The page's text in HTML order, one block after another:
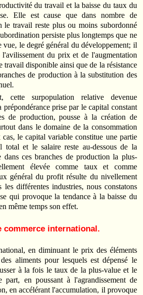
du travail et la baisse du taux du
Elle est cause que dans nombre de
le travail reste plus ou moins subordonné
persiste plus longtemps que ne
vue, le degré général du développement; il
l'avilissement du prix et de l'augmentation
travail disponible ainsi que de la résistance
de production à la substitution des
cette surpopulation relative devenue
prépondérance prise par le capital constant
de production, pousse à la création de
dans le domaine de la consommation
le capital variable constitue une partie
total et le salaire reste au-dessous de la
dans ces branches de production la plus-
élevée comme taux et comme
général du profit résulte du nivellement
différentes industries, nous constatons
qui provoque la tendance à la baisse du
même temps son effet.
commerce international.
en diminuant le prix des éléments
aliments pour lesquels est dépensé le
à la fois le taux de la plus-value et le
en poussant à l'agrandissement de
en accélérant l'accumulation, il provoque